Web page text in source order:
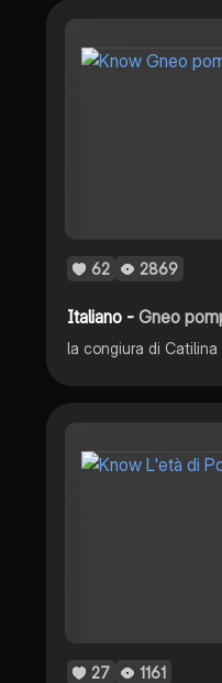
62 2869
Italiano -Gneo
27 1161